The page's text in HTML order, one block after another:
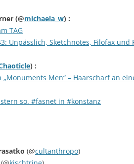
(@michaela_w) :
TAG
Unpässlich, Sketchnotes, Filofax und
) :
„Monuments Men“ – Haarscharf an
so. #fasnet in #konstanz
(@cultanthropo)